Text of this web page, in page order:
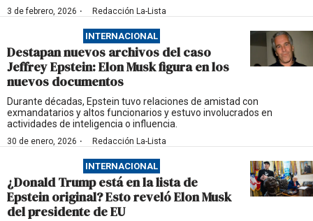
3 de febrero, 2026 · Redacción La-Lista
INTERNACIONAL
Destapan nuevos archivos del caso
Jeffrey Epstein: Elon Musk figura en los
nuevos documentos
Durante décadas, Epstein tuvo relaciones de amistad con
exmandatarios y altos funcionarios y estuvo involucrados en
actividades de inteligencia o influencia.
30 de enero, 2026 · Redacción La-Lista
INTERNACIONAL
¿Donald Trump está en la lista de
Epstein original? Esto reveló Elon Musk
del presidente de EU